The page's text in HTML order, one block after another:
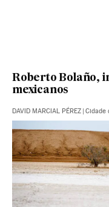
Roberto Bolaño,
mexicanos
DAVID MARCIAL PÉREZ Cidade